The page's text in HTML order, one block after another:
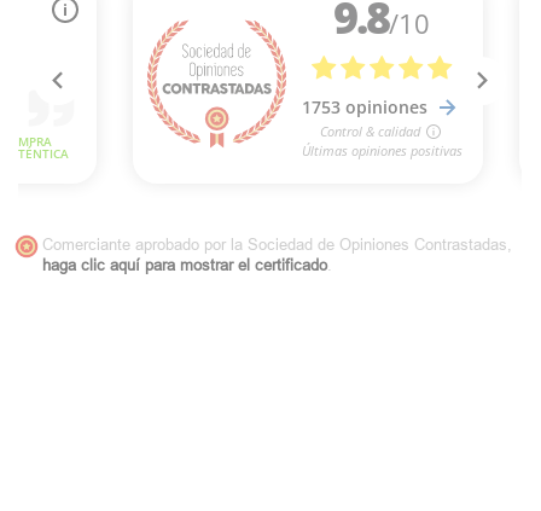
Comerciante aprobado por la Sociedad de Opiniones Contrastadas,
haga clic aquí para mostrar el certificado.